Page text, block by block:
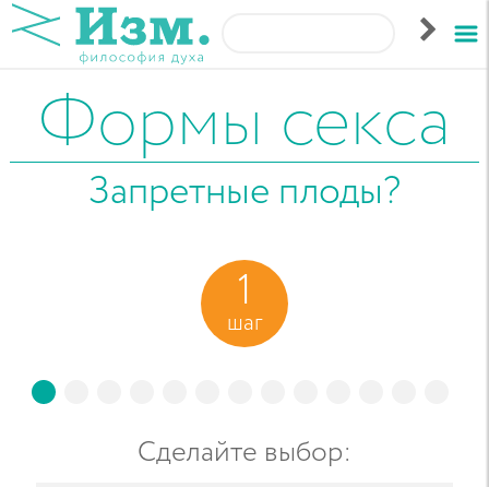
Формы секса
Запретные плоды?
1
шаг
Сделайте выбор: